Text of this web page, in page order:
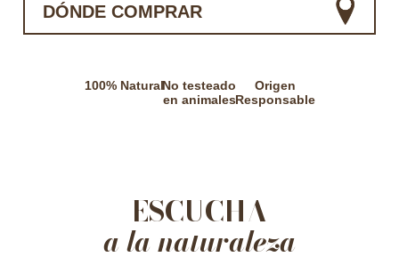
DÓNDE COMPRAR
100% NaturalNo testeado
en animales
Origen
Responsable
ESCUCHA
a la naturaleza